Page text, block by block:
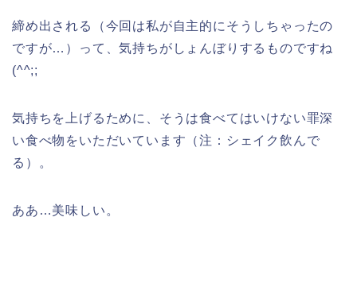
締め出される（今回は私が自主的にそうしちゃったの
ですが…）って、気持ちがしょんぼりするものですね
(^^;;
気持ちを上げるために、そうは食べてはいけない罪深
い食べ物をいただいています（注：シェイク飲んで
る）。
ああ…美味しい。